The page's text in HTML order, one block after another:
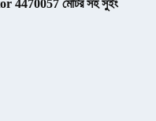
মোটর সহ সুইং